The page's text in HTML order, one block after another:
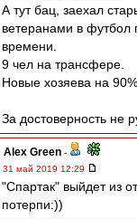
А тут бац, заехал
ветеранами в футбол
времени.
9 чел на трансфере.
Новые хозяева на
За достоверность не
Alex Green -
31 май 2019 12:29
"Спартак" выйдет из
потерпи:))